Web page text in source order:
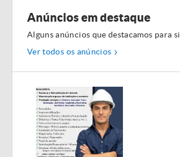
Anúncios em destaque
Alguns anúncios que destacamos para si.
Ver todos os anúncios